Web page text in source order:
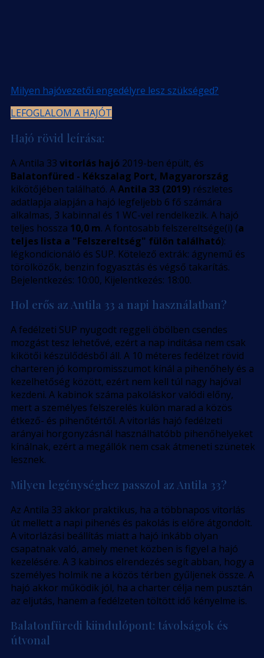
Milyen hajóvezetői engedélyre lesz szükséged?
LEFOGLALOM A HAJÓT
Hajó rövid leírása:
A Antila 33 vitorlás hajó 2019-ben épült, és
Balatonfüred - Kékszalag Port, Magyarország
kikötőjében található. AAntila 33 (2019) részletes
adatlapja alapján a hajó legfeljebb 6 fő számára
alkalmas, 3 kabinnal és 1 WC-vel rendelkezik. A hajó
teljes hossza 10,0 m. A fontosabb felszereltsége(i) (a
teljes lista a "Felszereltség" fülön található):
légkondicionáló és SUP. Kötelező extrák: ágynemű és
törölközők, benzin fogyasztás és végső takarítás.
Bejelentkezés: 10:00, Kijelentkezés: 18:00.
Hol erős az Antila 33 a napi használatban?
A fedélzeti SUP nyugodt reggeli öbölben csendes
mozgást tesz lehetővé, ezért a nap indítása nem csak
kikötői készülődésből áll. A 10 méteres fedélzet rövid
charteren jó kompromisszumot kínál a pihenőhely és a
kezelhetőség között, ezért nem kell túl nagy hajóval
kezdeni. A kabinok száma pakoláskor valódi előny,
mert a személyes felszerelés külön marad a közös
étkező- és pihenőtértől. A vitorlás hajó fedélzeti
arányai horgonyzásnál használhatóbb pihenőhelyeket
kínálnak, ezért a megállók nem csak átmeneti szünetek
lesznek.
Milyen legénységhez passzol az Antila 33?
Az Antila 33 akkor praktikus, ha a többnapos vitorlás
út mellett a napi pihenés és pakolás is előre átgondolt.
A vitorlázási beállítás miatt a hajó inkább olyan
csapatnak való, amely menet közben is figyel a hajó
kezelésére. A 3 kabinos elrendezés segít abban, hogy a
személyes holmik ne a közös térben gyűljenek össze. A
hajó akkor működik jól, ha a charter célja nem pusztán
az eljutás, hanem a fedélzeten töltött idő kényelme is.
Balatonfüredi kiindulópont: távolságok és
útvonal